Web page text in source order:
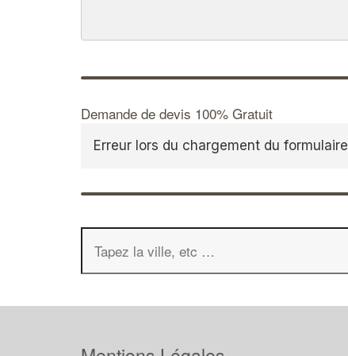
Demande de devis 100% Gratuit
Erreur lors du chargement du formulaire